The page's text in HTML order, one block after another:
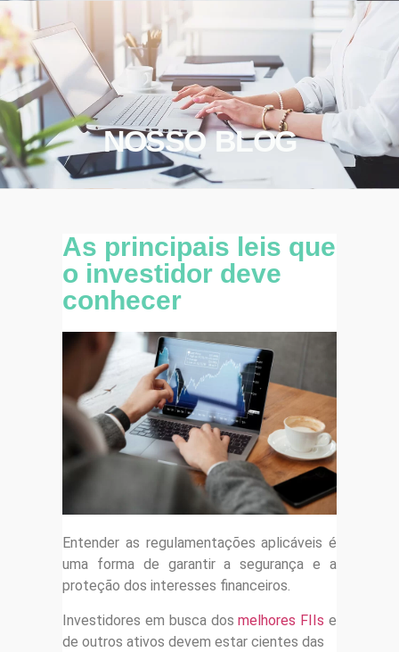
NOSSO BLOG
As principais leis que
o investidor deve
conhecer
Entender as regulamentações aplicáveis é
uma forma de garantir a segurança e a
proteção dos interesses financeiros.
Investidores em busca dosmelhores FIIs e
de outros ativos devem estar cientes das